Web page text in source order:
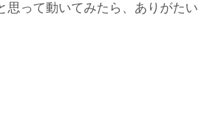
思って動いてみたら、ありがたい